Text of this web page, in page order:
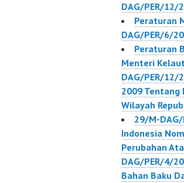
DAG/PER/12/
Peraturan
DAG/PER/6/
Peraturan
Menteri
DAG/PER/12/
2009 Tentang
Wilayah
29/M-
Indonesia
Perubahan
DAG/PER/4/
Bahan Baku